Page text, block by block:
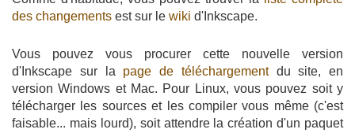
des changements est sur le wiki d'Inkscape.
Vous pouvez vous procurer cette nouvelle version
d'Inkscape sur la page de téléchargementdu site, en
version Windows et Mac. Pour Linux, vous pouvez soit y
télécharger les sources et les compiler vous même (c'est
faisable... mais lourd), soit attendre la création d'un paquet